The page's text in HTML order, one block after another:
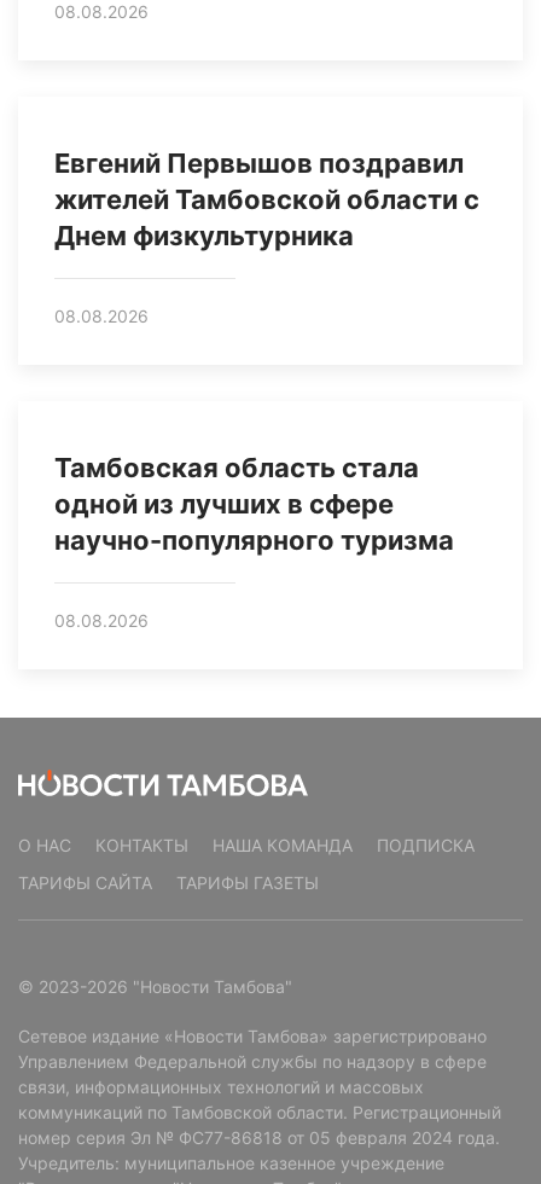
08.08.2026
Евгений Первышов поздравил
жителей Тамбовской области с
Днем физкультурника
08.08.2026
Тамбовская область стала
одной из лучших в сфере
научно-популярного туризма
08.08.2026
О НАС КОНТАКТЫ НАША КОМАНДА
ПОДПИСКА
ТАРИФЫ САЙТА
ТАРИФЫ ГАЗЕТЫ
© 2023-2026 "Новости Тамбова"
Сетевое издание «Новости Тамбова» зарегистрировано
Управлением Федеральной службы по надзору в сфере
связи, информационных технологий и массовых
коммуникаций по Тамбовской области. Регистрационный
номер серия Эл № ФС77-86818 от 05 февраля 2024 года.
Учредитель: муниципальное казенное учреждение